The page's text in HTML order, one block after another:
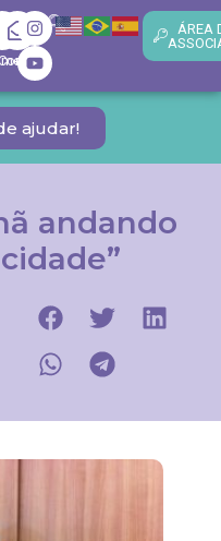
ÁREA
ajudar!
andando